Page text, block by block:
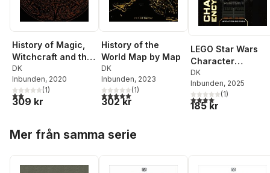
History of Magic,
Witchcraft and the
Occult
DK
Inbunden, 2020
2,0utav 5 stjärnor. Totalt antal röster:
(1)
309 kr
History of the
World Map by Map
DK
Inbunden, 2023
5,0utav 5 stjärnor. Totalt antal röster:
(1)
302 kr
LEGO Star Wars
Character
Encyclopedia
Updated Edition
DK
Inbunden, 2025
4,0utav 5 stjärnor.
(1)
185 kr
Mer från samma serie